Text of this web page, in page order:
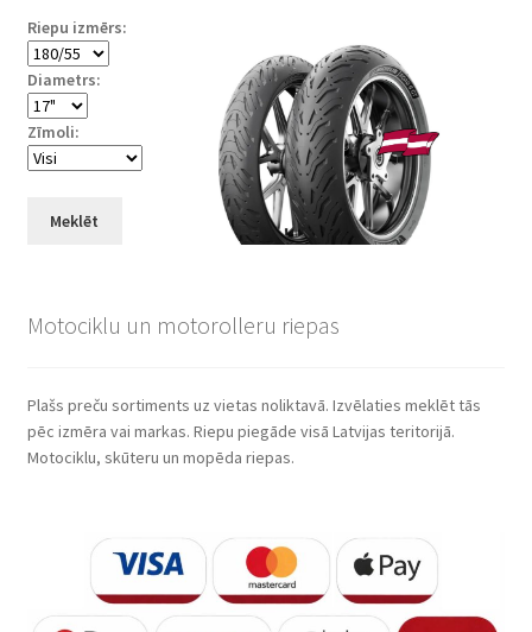
Riepu izmērs:
Diametrs:
Zīmoli:
Meklēt
Motociklu un motorolleru riepas
Plašs preču sortiments uz vietas noliktavā. Izvēlaties meklēt tās
pēc izmēra vai markas. Riepu piegāde visā Latvijas teritorijā.
Motociklu, skūteru un mopēda riepas.